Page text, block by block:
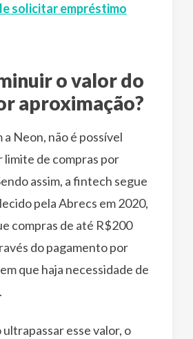
solicitar empréstimo
o valor do
aproximação?
a Neon, não é possível
limite de compras por
assim, a fintech segue
pela Abrecs em 2020,
compras de até R$200
do pagamento por
que haja necessidade de
esse valor, o